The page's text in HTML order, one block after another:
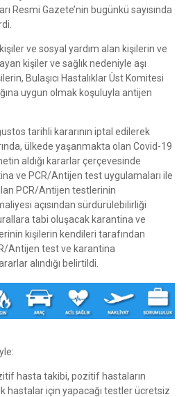
Resmi Gazete’nin bugünkü sayısında
ve sosyal yardım alan kişilerin ve
kişiler ve sağlık nedeniyle aşı
Bulaşıcı Hastalıklar Üst Komitesi
uygun olmak koşuluyla antijen
tarihli kararının iptal edilerek
ülkede yaşanmakta olan Covid-19
aldığı kararlar çerçevesinde
ve PCR/Antijen test uygulamaları ile
PCR/Antijen testlerinin
açısından sürdürülebilirliği
tabi oluşacak karantina ve
kişilerin kendileri tarafından
Antijen test ve karantina
alındığı belirtildi.
hasta takibi, pozitif hastaların
hastalar için yapacağı testler ücretsiz